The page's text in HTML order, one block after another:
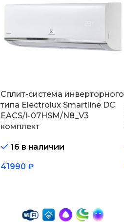
Сплит-система инверторного
типа Electrolux Smartline DC
EACS/I-07HSM/N8_V3
комплект
16 в наличии
41990 ₽